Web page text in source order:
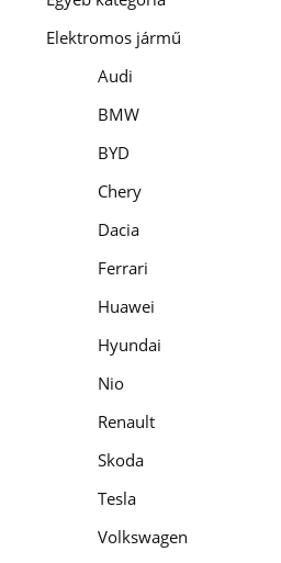
Elektromos jármű
Audi
BMW
BYD
Chery
Dacia
Ferrari
Huawei
Hyundai
Nio
Renault
Skoda
Tesla
Volkswagen